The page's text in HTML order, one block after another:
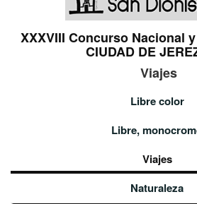
XXXVIII Concurso Nacional
CIUDAD DE
Viajes
Libre color
Libre,
Viajes
Naturaleza